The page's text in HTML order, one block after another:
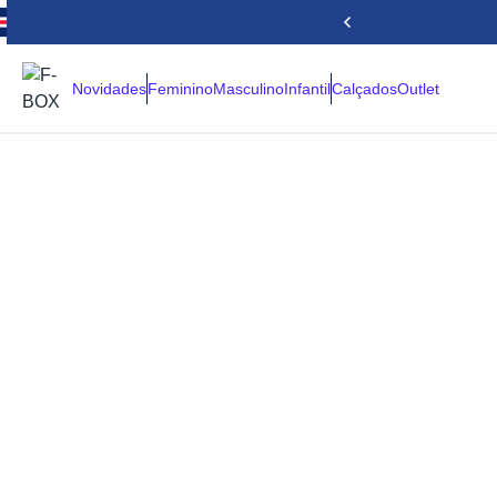
NovidadesFemininoMasculinoInfantilCalçadosOutlet